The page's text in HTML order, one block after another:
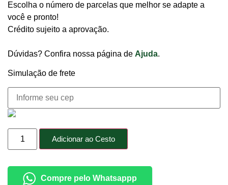
Escolha o número de parcelas que melhor se adapte a
você e pronto!
Crédito sujeito a aprovação.
Dúvidas? Confira nossa página de Ajuda.
Simulação de frete
Adicionar ao Cesto
Compre pelo Whatsappp